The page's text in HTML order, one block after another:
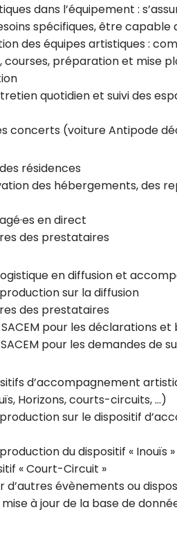
dans l’équipement :
spécifiques, être
des équipes artistiques :
courses, préparation et mise
quotidien et suivi des
concerts (voiture Antipode
résidences
des hébergements, des
en direct
des prestataires
en diffusion et
sur la diffusion
des prestataires
pour les déclarations et
pour les demandes de
d’accompagnement
Horizons, courts-circuits, …)
sur le dispositif
du dispositif « Inouïs »
« Court-Circuit »
d’autres évènements ou
à jour de la base de